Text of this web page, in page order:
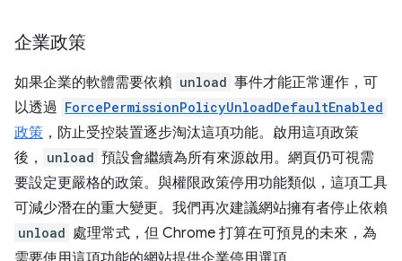
企業政策
如果企業的軟體需要依賴 unload 事件才能正常運作，可
以透過 ForcePermissionPolicyUnloadDefaultEnabled
政策 ，防止受控裝置逐步淘汰這項功能。啟用這項政策
後，
unload 預設會繼續為所有來源啟用。網頁仍可視需
要設定更嚴格的政策。與權限政策停用功能類似，這項工具
可減少潛在的重大變更。我們再次建議網站擁有者停止依賴
unload 處理常式，但 Chrome 打算在可預見的未來，為